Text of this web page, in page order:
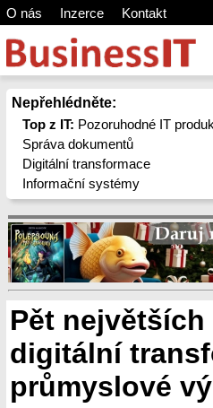
O nás Inzerce Kontakt
Nepřehlédněte:
Top z IT: Pozoruhodné IT
Správa dokumentů
Digitální transformace
Informační systémy
Pět
digitální
průmyslové